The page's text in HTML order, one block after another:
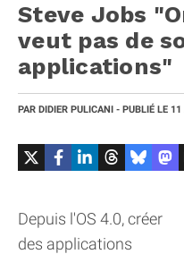
Steve Jobs
veut pas de
applications"
PAR DIDIER PULICANI - PUBLIÉ LE 11
Depuis l'OS 4.0, créer
des applications